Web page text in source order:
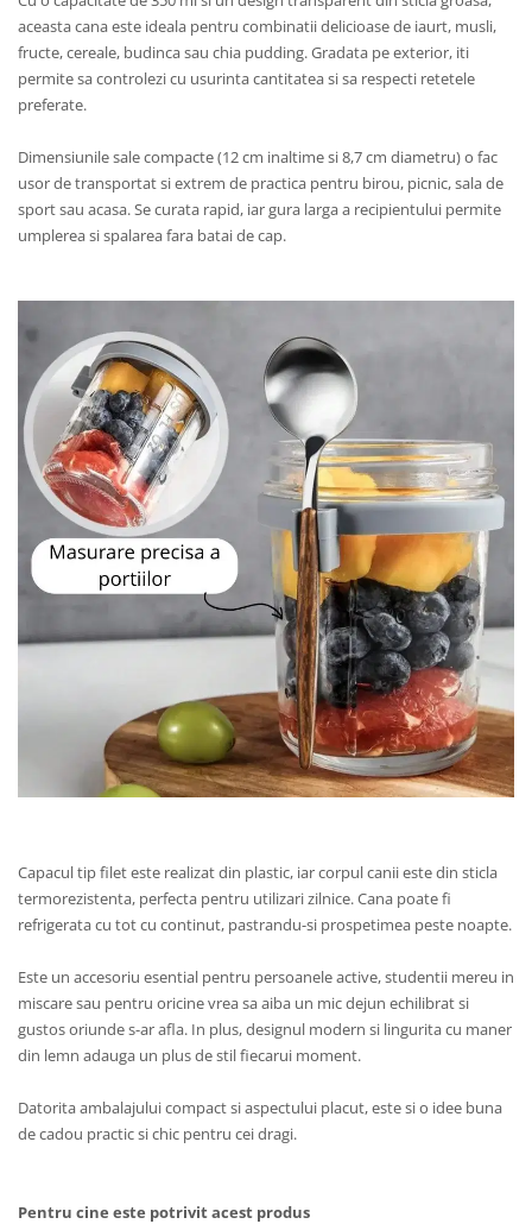
aceasta cana este ideala pentru combinatii delicioase de iaurt, musli,
fructe, cereale, budinca sau chia pudding. Gradata pe exterior, iti
permite sa controlezi cu usurinta cantitatea si sa respecti retetele
preferate.
Dimensiunile sale compacte (12 cm inaltime si 8,7 cm diametru) o fac
usor de transportat si extrem de practica pentru birou, picnic, sala de
sport sau acasa. Se curata rapid, iar gura larga a recipientului permite
umplerea si spalarea fara batai de cap.
Capacul tip filet este realizat din plastic, iar corpul canii este din sticla
termorezistenta, perfecta pentru utilizari zilnice. Cana poate fi
refrigerata cu tot cu continut, pastrandu-si prospetimea peste noapte.
Este un accesoriu esential pentru persoanele active, studentii mereu in
miscare sau pentru oricine vrea sa aiba un mic dejun echilibrat si
gustos oriunde s-ar afla. In plus, designul modern si lingurita cu maner
din lemn adauga un plus de stil fiecarui moment.
Datorita ambalajului compact si aspectului placut, este si o idee buna
de cadou practic si chic pentru cei dragi.
Pentru cine este potrivit acest produs